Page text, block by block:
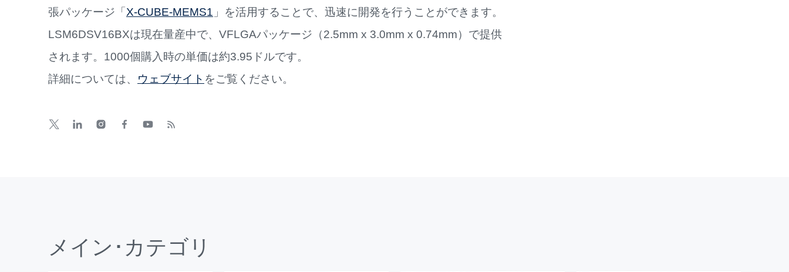
張パッケージ「 X-CUBE-MEMS1 」を活用することで、迅速に開発を行うことができます。
LSM6DSV16BXは現在量産中で、VFLGAパッケージ（2.5mm x 3.0mm x 0.74mm）で提供
されます。1000個購入時の単価は約3.95ドルです。
詳細については、 ウェブサイト をご覧ください。
メイン･カテゴリ